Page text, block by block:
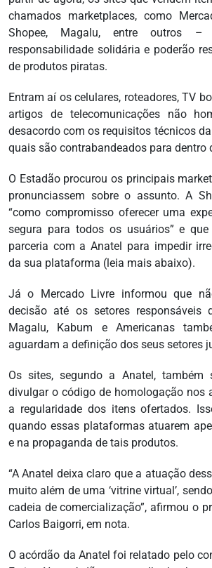
chamados marketplaces, como
Shopee, Magalu, entre outros
responsabilidade solidária e poderão
de produtos piratas.
Entram aí os celulares, roteadores, TV
artigos de telecomunicações não
desacordo com os requisitos técnicos
quais são contrabandeados para dentro
O Estadão procurou os principais
pronunciassem sobre o assunto. A
“como compromisso oferecer uma
segura para todos os usuários” e
parceria com a Anatel para impedir
da sua plataforma (leia mais abaixo).
Já o Mercado Livre informou que
decisão até os setores responsáveis
Magalu, Kabum e Americanas
aguardam a definição dos seus setores
Os sites, segundo a Anatel, também
divulgar o código de homologação nos
a regularidade dos itens ofertados.
quando essas plataformas atuarem
e na propaganda de tais produtos.
“A Anatel deixa claro que a atuação
muito além de uma ‘vitrine virtual’,
cadeia de comercialização”, afirmou o
Carlos Baigorri, em nota.
O acórdão da Anatel foi relatado pelo